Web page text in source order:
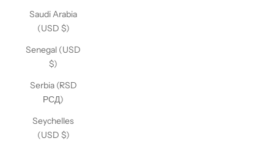
Saudi Arabia
(USD $)
Senegal (USD
$)
Serbia (RSD
РСД)
Seychelles
(USD $)